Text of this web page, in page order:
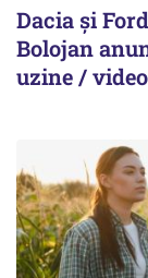
Dacia și
Bolojan
uzine / video